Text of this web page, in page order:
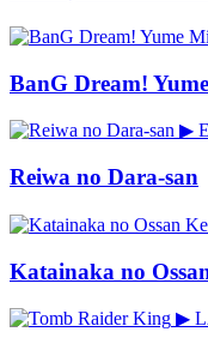
BanG Dream!
▶
Reiwa no Dara-san
Katainaka no
▶